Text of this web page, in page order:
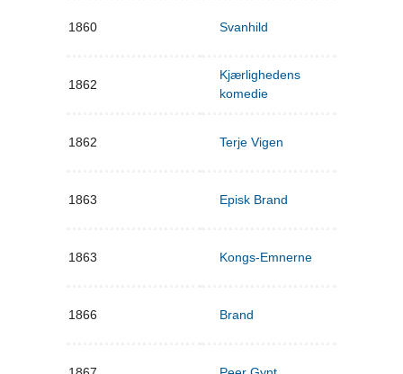
1860 Svanhild
1862
Kjærlighedens
komedie
1862 Terje Vigen
1863 Episk Brand
1863 Kongs-Emnerne
1866 Brand